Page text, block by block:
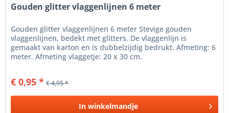
Gouden glitter vlaggenlijnen 6 meter
Gouden glitter vlaggenlijnen 6 meter Stevige gouden
vlaggenlijnen, bedekt met glitters. De vlaggenlijn is
gemaakt van karton en is dubbelzijdig bedrukt. Afmeting: 6
meter. Afmeting vlaggetje: 20 x 30 cm.
€ 0,95 * € 4,95 *
In winkelmandje